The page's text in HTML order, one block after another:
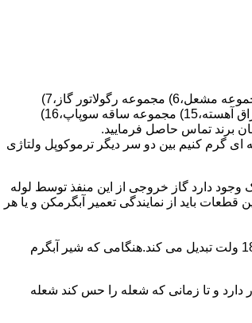
قطعات ساختمان آب گرم کن های دیواری شمعک دار عبارتند از : 1) کلاهک تعدیل،2) کلاهک تعدیل جریان دودکش،3) صفحه پشتی آبگرمکن،4) مبدل گرمایی،5) مجموعه مشعل،6) مجموعه رگولاتور گاز،7)
مجموعه رگولاتور آب،8) رویه آبگرمکن،9) صفحه پشتی آبگرمکن،10) رگولاتور آب در آبگرمکن های شمعک دار،11) بدنه،12) قاب برنجی،13) شیپوره،14) شیر احتراق آهسته،15) مجموعه ساقه سوپاپ،16)
گرم کنیم بین دو سر دیگر ترموکوپل ولتاژی
دارد گاز خروجی از این منفذ توسط لوله
باید از نمایندگی تعمیر آبگرمکن و یا هر
برد کنترل آبگرمکن:نیروی محرکه این برد از یک آدابتور یا دو عدد باتری 1/5 ولت تامین می شود.برای ایجاد جرقه یک تراس افزاینده این 3 ولت را به 14000 تا 18000 ولت تبدیل می کند.هنگامی که شیر آبگرم
و تا زمانی که شعله را حس کند شعله